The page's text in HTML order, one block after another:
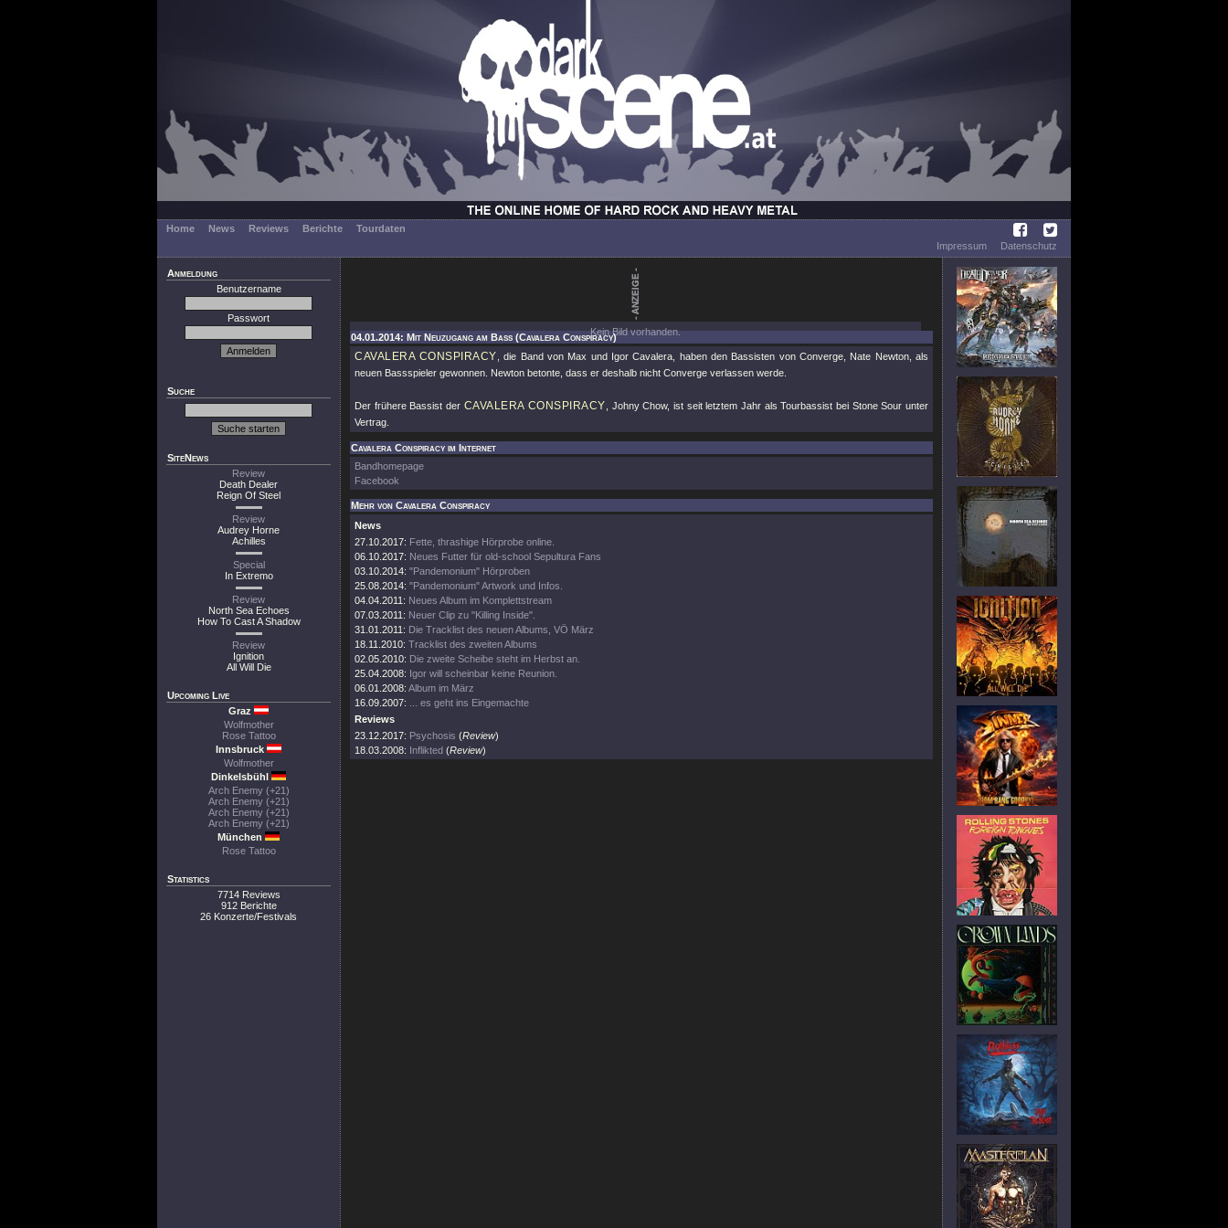
Home News Reviews Berichte
Tourdaten
Impressum
Datenschutz
Anmeldung
Benutzername
Passwort
Suche
SiteNews
Review
Death Dealer
Reign Of Steel
Review
Audrey Horne
Achilles
Special
In Extremo
Review
North Sea Echoes
How To Cast A Shadow
Review
Ignition
All Will Die
Upcoming Live
Graz
Wolfmother
Rose Tattoo
Innsbruck
Wolfmother
Dinkelsbühl
Arch Enemy (+21)
Arch Enemy (+21)
Arch Enemy (+21)
Arch Enemy (+21)
München
Rose Tattoo
Statistics
7714 Reviews
912 Berichte
26 Konzerte/Festivals
Kein Bild vorhanden.
04.01.2014: Mit Neuzugang am Bass (Cavalera Conspiracy)
CAVALERA CONSPIRACY , die Band von Max und Igor Cavalera, haben den Bassisten von Converge, Nate Newton, als
neuen Bassspieler gewonnen. Newton betonte, dass er deshalb nicht Converge verlassen werde.
Der frühere Bassist der CAVALERA CONSPIRACY , Johny Chow, ist seit letztem Jahr als Tourbassist bei Stone Sour unter
Vertrag.
Cavalera Conspiracy im Internet
Bandhomepage
Facebook
Mehr von Cavalera Conspiracy
News
27.10.2017: Fette, thrashige Hörprobe online.
06.10.2017: Neues Futter für old-school Sepultura Fans
03.10.2014: "Pandemonium" Hörproben
25.08.2014: "Pandemonium" Artwork und Infos.
04.04.2011: Neues Album im Komplettstream
07.03.2011: Neuer Clip zu "Killing Inside".
31.01.2011: Die Tracklist des neuen Albums, VÖ März
18.11.2010: Tracklist des zweiten Albums
02.05.2010: Die zweite Scheibe steht im Herbst an.
25.04.2008: Igor will scheinbar keine Reunion.
06.01.2008: Album im März
16.09.2007:
... es geht ins Eingemachte
Reviews
23.12.2017: Psychosis (Review)
18.03.2008: Inflikted (Review)